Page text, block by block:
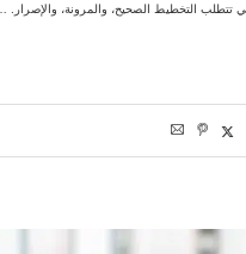
تتطلب التخطيط الصحيح، والمرونة، والإصرار. …